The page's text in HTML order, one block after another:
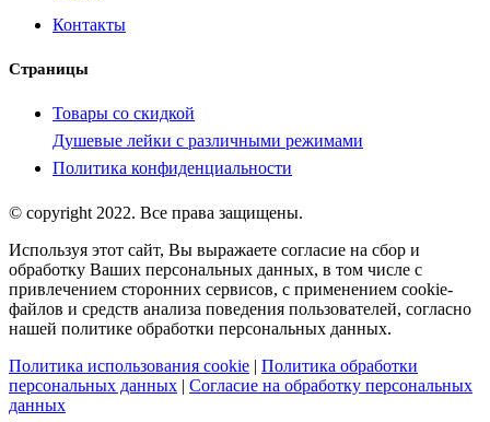
Контакты
Страницы
Товары со скидкой
Душевые лейки с различными режимами
Политика конфиденциальности
© copyright 2022. Все права защищены.
Используя этот сайт, Вы выражаете согласие на сбор и
обработку Ваших персональных данных, в том числе с
привлечением сторонних сервисов, с применением cookie-
файлов и средств анализа поведения пользователей, согласно
нашей политике обработки персональных данных.
Политика использования cookie | Политика обработки
персональных данных | Согласие на обработку персональных
данных